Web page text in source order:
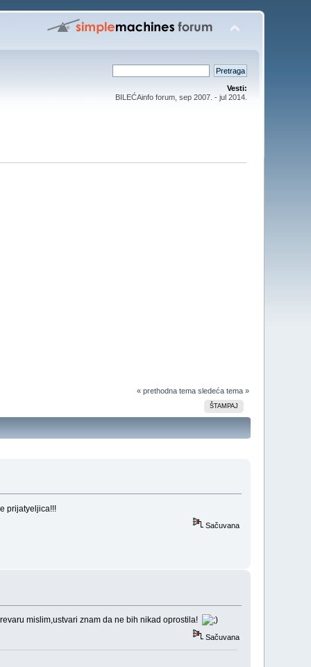
Vesti:
BILEĆAinfo forum, sep 2007. - jul 2014.
« prethodna tema sledeća tema »
ŠTAMPAJ
prijatyeljica!!!
Sačuvana
mislim,ustvari znam da ne bih nikad oprostila!
Sačuvana